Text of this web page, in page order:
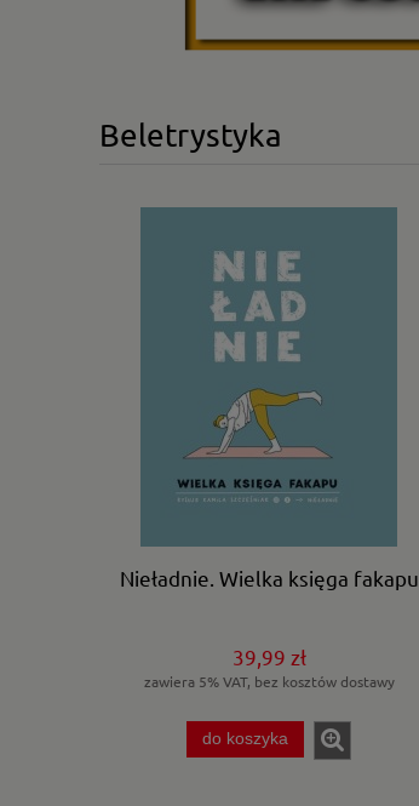
Beletrystyka
Nieładnie. Wielka księga fakapu
39,99 zł
zawiera 5% VAT, bez kosztów dostawy
do koszyka